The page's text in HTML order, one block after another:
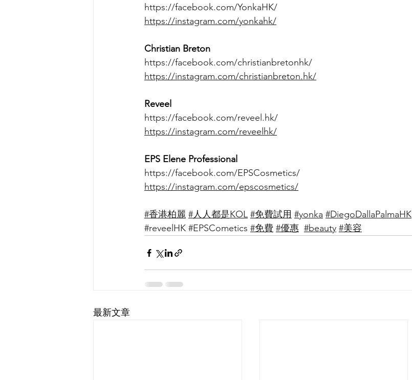
https://facebook.com/YonkaHK/
https://instagram.com/yonkahk/
Christian Breton
https://facebook.com/christianbretonhk/
https://instagram.com/christianbreton.hk/
Reveel
https://facebook.com/reveel.hk/
https://instagram.com/reveelhk/
EPS Elene Professional
https://facebook.com/EPSCosmetics/
https://instagram.com/epscosmetics/
#香港柏麗 #人人都是KOL #免費試用 #yonka #DiegoDallaPalmaHK
#reveelHK #EPSCometics #免費 #優惠 #beauty #美容
最新文章